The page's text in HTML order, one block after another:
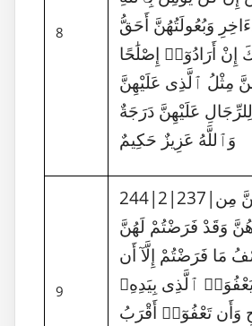
8
وَبُعُولَتُهُنَّ أَحَقُّ
إِنْ أَرَادُوٓا۟ إِصْلَٰحًا
مِثْلُ ٱلَّذِى عَلَيْهِنَّ
عَلَيْهِنَّ دَرَجَةٌ
وَٱللَّهُ عَزِيزٌ حَكِيمٌ
9
244|2|237|وَإِن طَلَّقْتُمُوهُنَّ مِن
وَقَدْ فَرَضْتُمْ لَهُنَّ
مَا فَرَضْتُمْ إِلَّآ أَن
ٱلَّذِى بِيَدِهِۦ
وَأَن تَعْفُوٓا۟ أَقْرَبُ